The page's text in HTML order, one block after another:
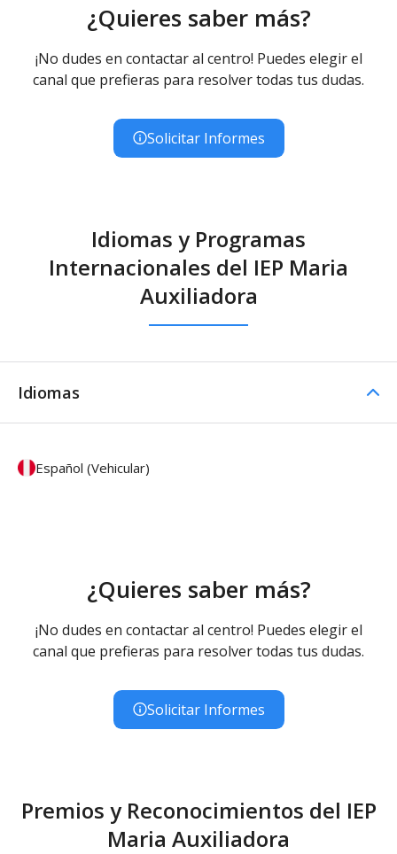
¿Quieres saber más?
¡No dudes en contactar al centro! Puedes elegir el
canal que prefieras para resolver todas tus dudas.
Solicitar Informes
Idiomas y Programas
Internacionales del IEP Maria
Auxiliadora
Idiomas
Español (Vehicular)
¿Quieres saber más?
¡No dudes en contactar al centro! Puedes elegir el
canal que prefieras para resolver todas tus dudas.
Solicitar Informes
Premios y Reconocimientos del IEP
Maria Auxiliadora